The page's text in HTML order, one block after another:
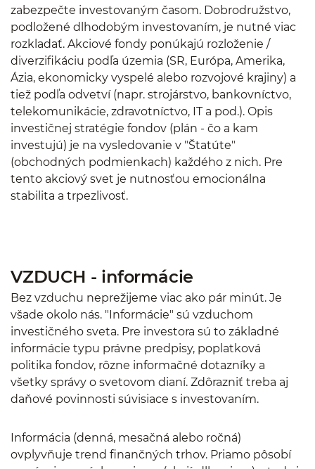
zabezpečte investovaným časom. Dobrodružstvo,
podložené dlhodobým investovaním, je nutné viac
rozkladať. Akciové fondy ponúkajú rozloženie /
diverzifikáciu podľa územia (SR, Európa, Amerika,
Ázia, ekonomicky vyspelé alebo rozvojové krajiny) a
tiež podľa odvetví (napr. strojárstvo, bankovníctvo,
telekomunikácie, zdravotníctvo, IT a pod.). Opis
investičnej stratégie fondov (plán - čo a kam
investujú) je na vysledovanie v "Štatúte"
(obchodných podmienkach) každého z nich. Pre
tento akciový svet je nutnosťou emocionálna
stabilita a trpezlivosť.
VZDUCH - informácie
Bez vzduchu neprežijeme viac ako pár minút. Je
všade okolo nás. "Informácie" sú vzduchom
investičného sveta. Pre investora sú to základné
informácie typu právne predpisy, poplatková
politika fondov, rôzne informačné dotazníky a
všetky správy o svetovom dianí. Zdôrazniť treba aj
daňové povinnosti súvisiace s investovaním.
Informácia (denná, mesačná alebo ročná)
ovplyvňuje trend finančných trhov. Priamo pôsobí